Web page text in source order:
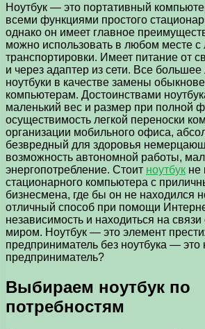
Ноутбук — это портативный
всеми функциями простого
однако он имеет главное
можно использовать в любом месте с
транспортировки. Имеет питание от
и через адаптер из сети. Все
ноутбуки в качестве замены
компьютерам. Достоинствами
маленький вес и размер при полной
осуществимость легкой переноски
организации мобильного офиса,
безвредный для здоровья
возможность автономной работы,
энергопотребление. Стоит ноутбук не
стационарного компьютера с
бизнесмена, где бы он не находился
отличный способ при помощи
независимость и находиться на
миром. Ноутбук — это элемент
предприниматель без ноутбука — это
предприниматель?
Выбираем ноутбук по
потребностям